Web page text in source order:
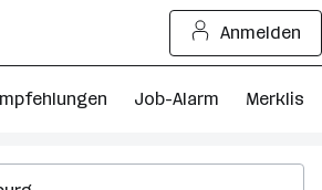
Anmelden
Job-Alarm Merkliste